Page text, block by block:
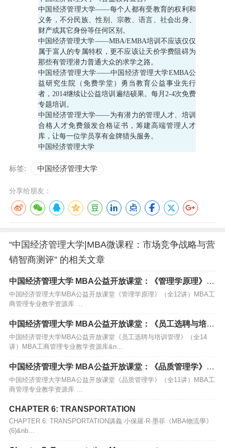
中国经济管理大学——每个人都有受教育的权利和
义务，不分民族、性别、宗教、语言、社会出身、
财产或其它身份等任何区别。
中国经济管理大学——MBA/EMBA培训不应该仅仅
属于富人的专属特权，更不应该让天价学费阻碍为
那些有管理潜力普通大众的求学之路。
中国经济管理大学——中国经济管理大学EMBA公
益研究生院（免费学堂）勇当教育公益事业先行
者，2014继续让公益培训遍结硕果。每月2-4次免费
专题培训。
中国经济管理大学——为有潜力的管理人才、培训
合格人才免费颁发合格证书，筹建高端管理人才
库，让每一位学员享有金牌猎头服务。
中国经济管理大学
标签: 中国经济管理大学
分享给朋友：
“中国经济管理大学|MBA微课程：市场竞争战略与营
销智商测评” 的相关文章
中国经济管理大学 MBA公益开放课堂：《管理学原理》
（全12讲）MBA工商管理专业教学资源库
中国经济管理大学MBA公益开放课堂《管理学原理》（全12讲）MBA工
商管理专业教学资源库 …
中国经济管理大学 MBA公益开放课堂：《员工选聘与培训
管理》（全14讲）MBA工商管理专业教学资源库
中国经济管理大学MBA公益开放课堂《员工选聘与培训管理》（全14
讲）MBA工商管理专业教学资源库&n…
中国经济管理大学 MBA公益开放课堂：《品质管理学》
（全11讲）MBA工商管理专业教学资源库
中国经济管理大学MBA公益开放课堂《品质管理学》（全11讲）MBA工
商管理专业教学资源库 …
CHAPTER 6: TRANSPORTATION
CHAPTER 6: TRANSPORTATION講義:小保羅·R·墨菲《MBA物流學》
(6)&nb…